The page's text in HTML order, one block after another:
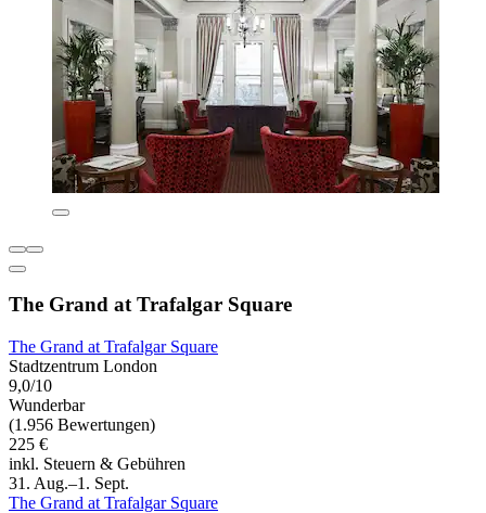
The Grand at Trafalgar Square
The Grand at Trafalgar Square
Stadtzentrum London
9,0/10
Wunderbar
(1.956 Bewertungen)
225 €
inkl. Steuern & Gebühren
31. Aug.–1. Sept.
The Grand at Trafalgar Square